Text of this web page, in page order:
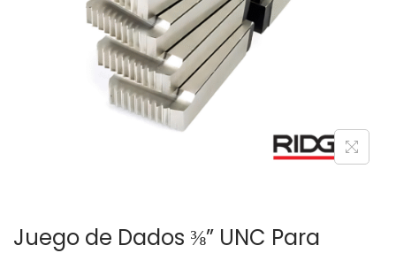
Juego de Dados ⅜” UNC Para